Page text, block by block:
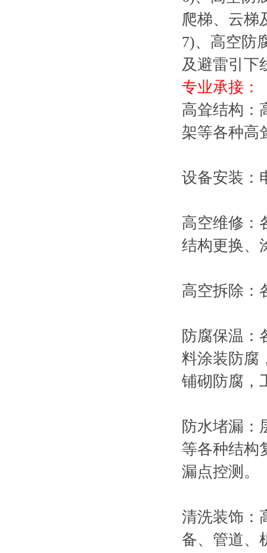
爬梯、云梯
7)、高空防
及避雷引下
专业承接：
高耸结构：
架等各种高
设备安装：
高空维修：
结构更换、
高空拆除：
防腐保温：
料涂装防腐
铺砌防腐，
防水堵漏：
等各种结构
漏点控测。
清洗装饰：
备、管道、